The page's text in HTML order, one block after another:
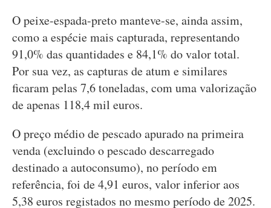
O peixe-espada-preto manteve-se, ainda assim,
como a espécie mais capturada, representando
91,0% das quantidades e 84,1% do valor total.
Por sua vez, as capturas de atum e similares
ficaram pelas 7,6 toneladas, com uma valorização
de apenas 118,4 mil euros.
O preço médio de pescado apurado na primeira
venda (excluindo o pescado descarregado
destinado a autoconsumo), no período em
referência, foi de 4,91 euros, valor inferior aos
5,38 euros registados no mesmo período de 2025.